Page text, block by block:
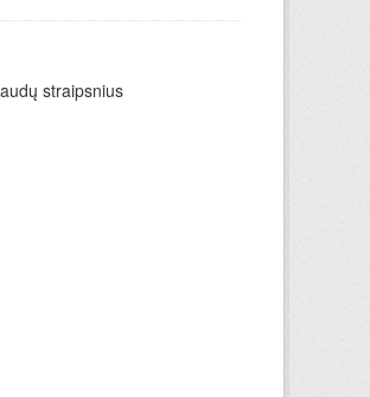
straipsnius